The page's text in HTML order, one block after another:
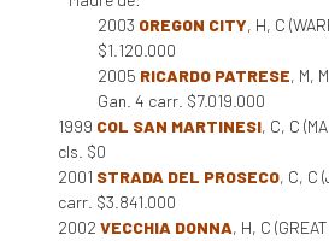
2003 OREGON CITY, H, C
$1.120.000
2005 RICARDO PATRESE, M,
Gan. 4 carr. $7.019.000
1999 COL SAN MARTINESI, C, C
cls. $0
2001 STRADA DEL PROSECO, C, C
carr. $3.841.000
2002 VECCHIA DONNA, H, C